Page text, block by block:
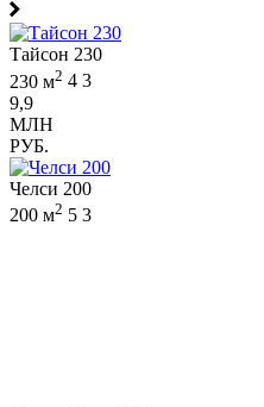
Тайсон 230
230 м2 4 3
9,9
МЛН
РУБ.
Челси 200
200 м2 5 3